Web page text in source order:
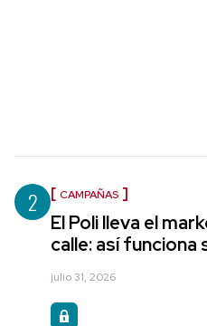
2 CAMPAÑAS
El Poli lleva el
calle: así
julio 31, 2026